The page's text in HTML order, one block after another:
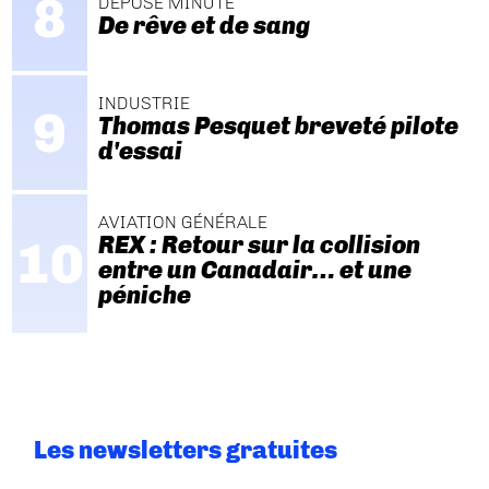
De rêve et de sang
INDUSTRIE
Thomas Pesquet breveté pilote
d'essai
AVIATION GÉNÉRALE
REX : Retour sur la collision
entre un Canadair… et une
péniche
Les newsletters gratuites